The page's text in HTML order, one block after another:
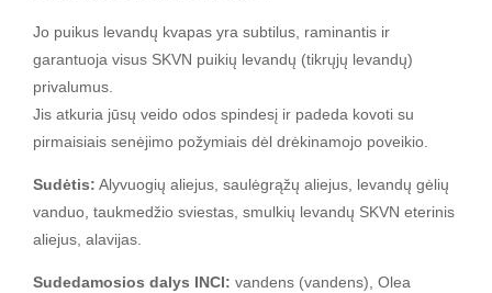
Jo puikus levandų kvapas yra subtilus, raminantis ir
garantuoja visus SKVN puikių levandų (tikrųjų levandų)
privalumus.
Jis atkuria jūsų veido odos spindesį ir padeda kovoti su
pirmaisiais senėjimo požymiais dėl drėkinamojo poveikio.
Sudėtis: Alyvuogių aliejus, saulėgrąžų aliejus, levandų gėlių
vanduo, taukmedžio sviestas, smulkių levandų SKVN eterinis
aliejus, alavijas.
Sudedamosios dalys INCI: vandens (vandens), Olea